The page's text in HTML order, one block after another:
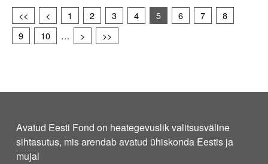
<< < 1 2 3 4 5 6 7
8
9
10 … > >>
Avatud Eesti Fond on heategevuslik valitsusväline
sihtasutus, mis arendab avatud ühiskonda Eestis ja
mujal